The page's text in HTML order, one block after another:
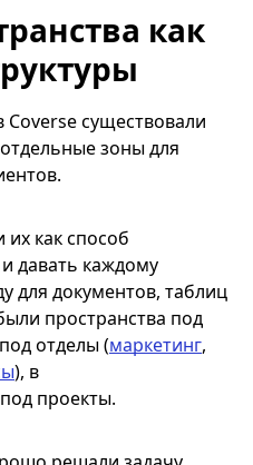
как
существовали
зоны для
как способ
давать каждому
для документов, таблиц
пространства под
отделы (маркетинг,
), в
проекты.